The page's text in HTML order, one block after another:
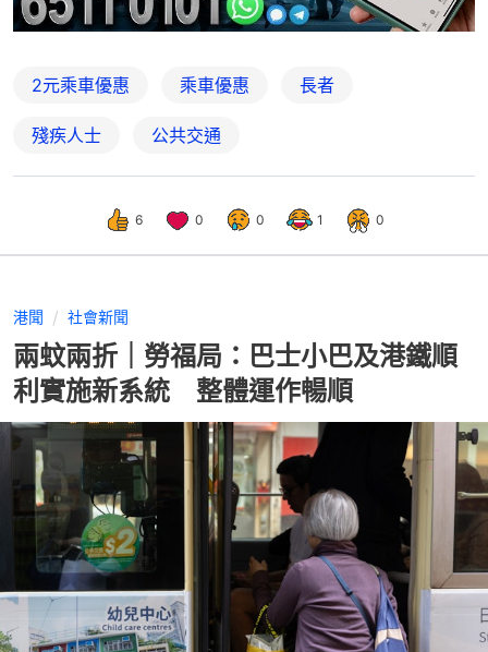
2元乘車優惠 乘車優惠 長者
殘疾人士 公共交通
6 0 0 1 0
港聞 社會新聞
兩蚊兩折｜勞福局：巴士小巴及港鐵順
利實施新系統 整體運作暢順